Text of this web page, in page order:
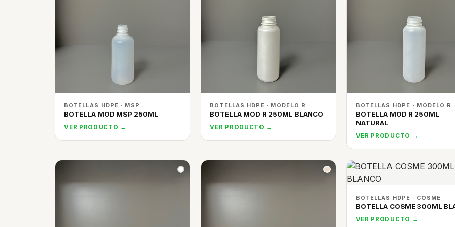
BOTELLAS HDPE · MSP
BOTELLA MOD MSP 250ML
VER PRODUCTO →
BOTELLAS HDPE · MODELO R
BOTELLA MOD R 250ML BLANCO
VER PRODUCTO →
BOTELLAS HDPE · MODELO R
BOTELLA MOD R 250ML
NATURAL
VER PRODUCTO →
BOTELLAS HDPE · COSME
BOTELLA COSME 300ML
VER PRODUCTO →